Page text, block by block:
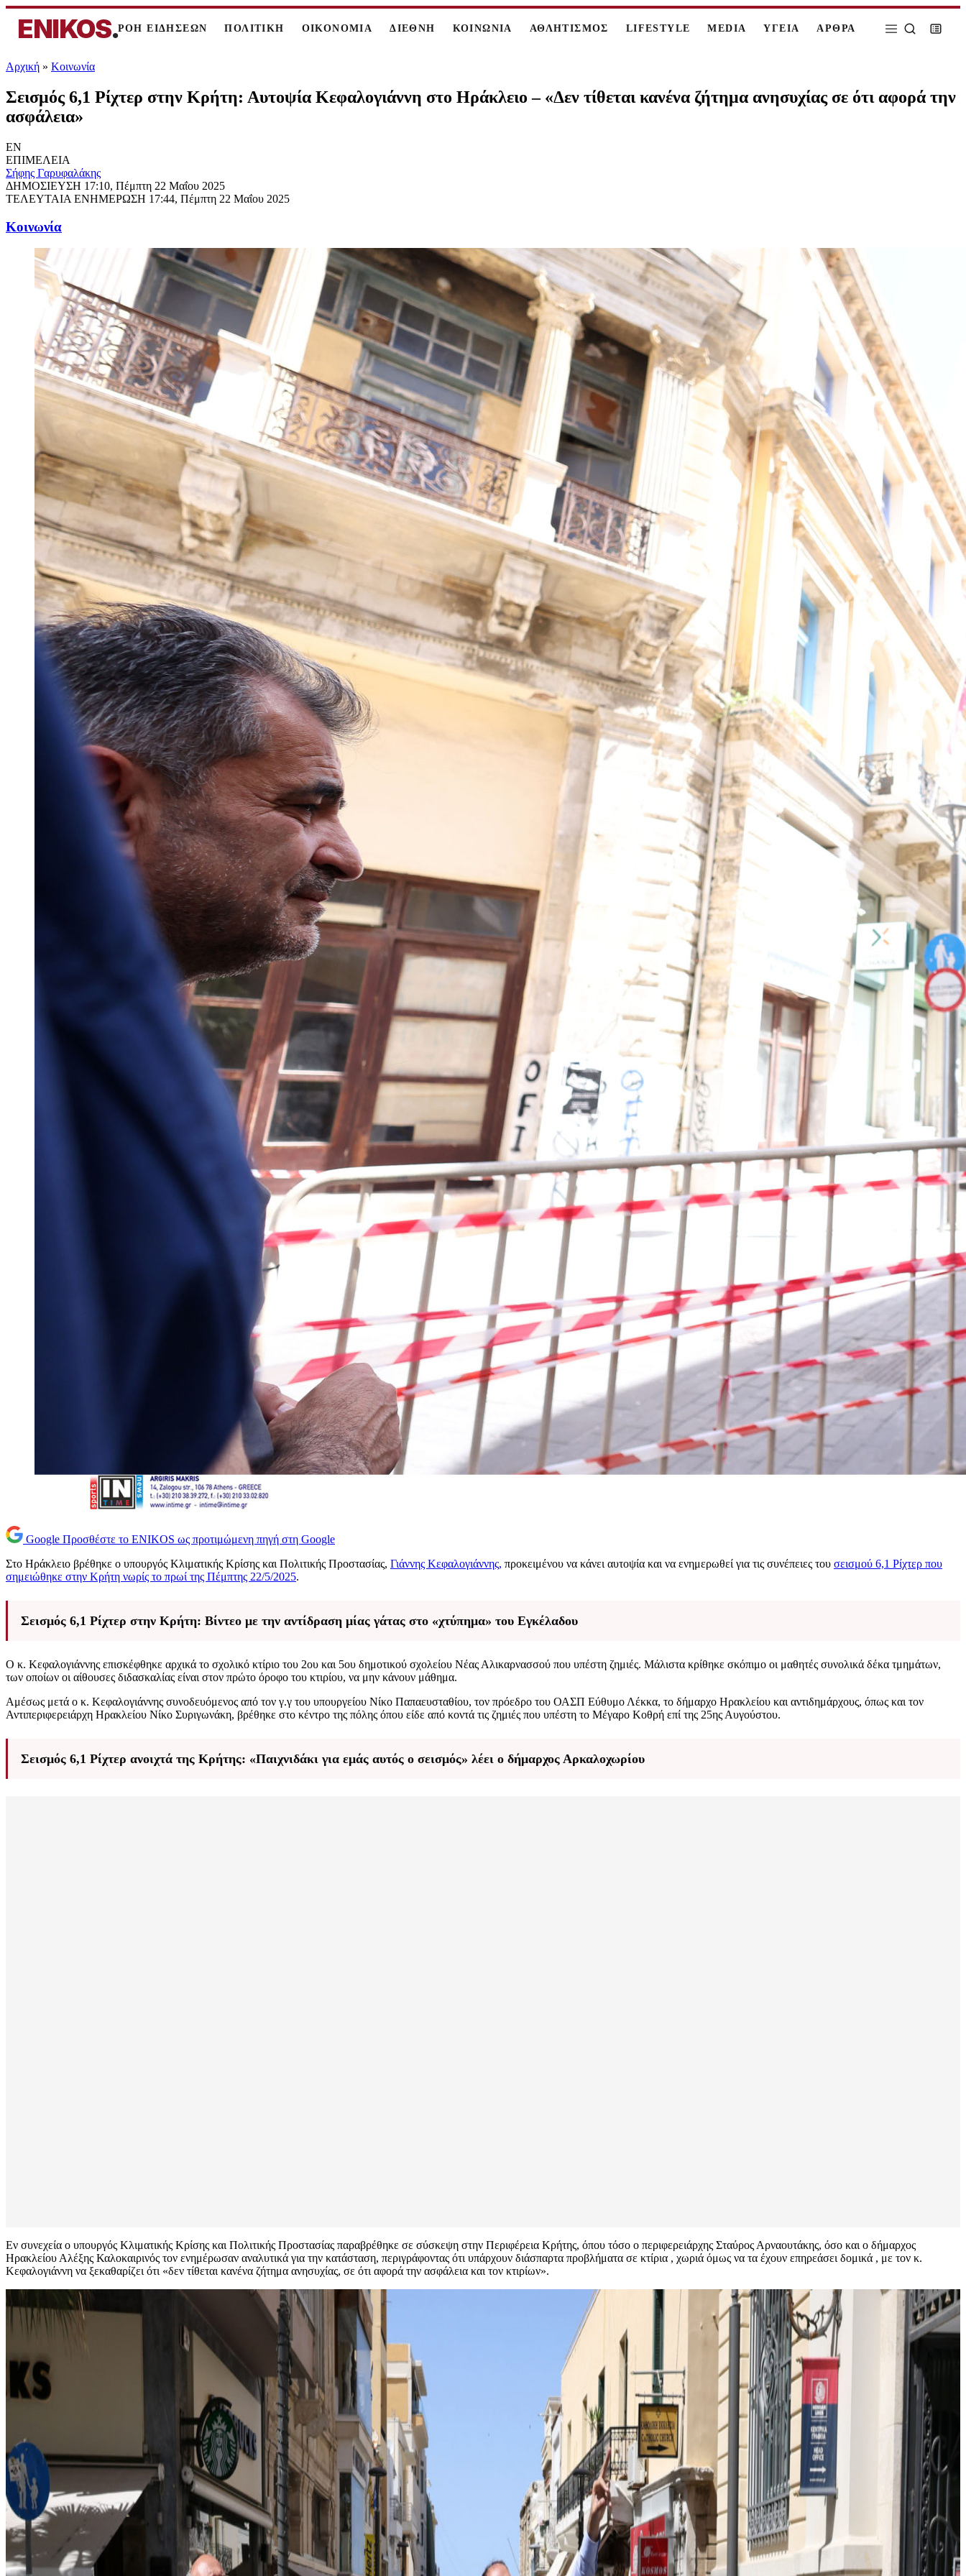
ENIKOS.ΡΟΗ ΕΙΔΗΣΕΩΝ ΠΟΛΙΤΙΚΗ ΟΙΚΟΝΟΜΙΑ ΔΙΕΘΝΗ ΚΟΙΝΩΝΙΑ ΑΘΛΗΤΙΣΜΟΣ LIFESTYLE MEDIA ΥΓΕΙΑ ΑΡΘΡΑ
Αρχική » Κοινωνία
Σεισμός 6,1 Ρίχτερ στην Κρήτη: Αυτοψία Κεφαλογιάννη στο Ηράκλειο – «Δεν τίθεται κανένα ζήτημα ανησυχίας σε ότι αφορά την
ασφάλεια»
EN
ΕΠΙΜΕΛΕΙΑ
Σήφης Γαρυφαλάκης
ΔΗΜΟΣΙΕΥΣΗ 17:10, Πέμπτη 22 Μαΐου 2025
ΤΕΛΕΥΤΑΙΑ ΕΝΗΜΕΡΩΣΗ 17:44, Πέμπτη 22 Μαΐου 2025
Κοινωνία
Google Προσθέστε το ENIKOS ως προτιμώμενη πηγή στη Google
Στο Ηράκλειο βρέθηκε ο υπουργός Κλιματικής Κρίσης και Πολιτικής Προστασίας, Γιάννης Κεφαλογιάννης, προκειμένου να κάνει αυτοψία και να ενημερωθεί για τις συνέπειες του σεισμού 6,1 Ρίχτερ που
σημειώθηκε στην Κρήτη νωρίς το πρωί της Πέμπτης 22/5/2025.
Σεισμός 6,1 Ρίχτερ στην Κρήτη: Βίντεο με την αντίδραση μίας γάτας στο «χτύπημα» του Εγκέλαδου
Ο κ. Κεφαλογιάννης επισκέφθηκε αρχικά το σχολικό κτίριο του 2ου και 5ου δημοτικού σχολείου Νέας Αλικαρνασσού που υπέστη ζημιές. Μάλιστα κρίθηκε σκόπιμο οι μαθητές συνολικά δέκα τμημάτων,
των οποίων οι αίθουσες διδασκαλίας είναι στον πρώτο όροφο του κτιρίου, να μην κάνουν μάθημα.
Αμέσως μετά ο κ. Κεφαλογιάννης συνοδευόμενος από τον γ.γ του υπουργείου Νίκο Παπαευσταθίου, τον πρόεδρο του ΟΑΣΠ Εύθυμο Λέκκα, το δήμαρχο Ηρακλείου και αντιδημάρχους, όπως και τον
Αντιπεριφερειάρχη Ηρακλείου Νίκο Συριγωνάκη, βρέθηκε στο κέντρο της πόλης όπου είδε από κοντά τις ζημιές που υπέστη το Μέγαρο Κοθρή επί της 25ης Αυγούστου.
Σεισμός 6,1 Ρίχτερ ανοιχτά της Κρήτης: «Παιχνιδάκι για εμάς αυτός ο σεισμός» λέει ο δήμαρχος Αρκαλοχωρίου
Εν συνεχεία ο υπουργός Κλιματικής Κρίσης και Πολιτικής Προστασίας παραβρέθηκε σε σύσκεψη στην Περιφέρεια Κρήτης, όπου τόσο ο περιφερειάρχης Σταύρος Αρναουτάκης, όσο και ο δήμαρχος
Ηρακλείου Αλέξης Καλοκαιρινός τον ενημέρωσαν αναλυτικά για την κατάσταση, περιγράφοντας ότι υπάρχουν διάσπαρτα προβλήματα σε κτίρια , χωριά όμως να τα έχουν επηρεάσει δομικά , με τον κ.
Κεφαλογιάννη να ξεκαθαρίζει ότι «δεν τίθεται κανένα ζήτημα ανησυχίας, σε ότι αφορά την ασφάλεια και τον κτιρίων».